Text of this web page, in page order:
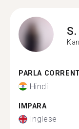
S.
PARLA
Hindi
IMPARA
Inglese